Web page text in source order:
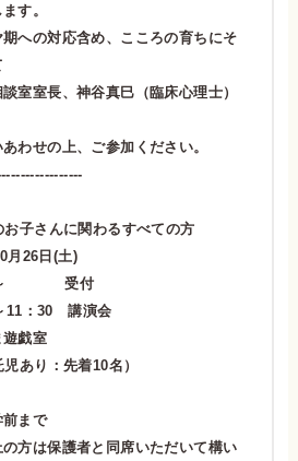
す。
への対応含め、こころの育ちにそ
室室長、神谷真巳（臨床心理士）
わせの上、ご参加ください。
さんに関わるすべての方
26日(土)
受付
30 講演会
戯室
り：先着10名）
まで
は保護者と同席いただいて構い